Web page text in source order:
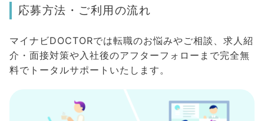
応募方法・ご利用の流れ
マイナビDOCTORでは転職のお悩みやご相談、求人紹
介・面接対策や入社後のアフターフォローまで完全無
料でトータルサポートいたします。